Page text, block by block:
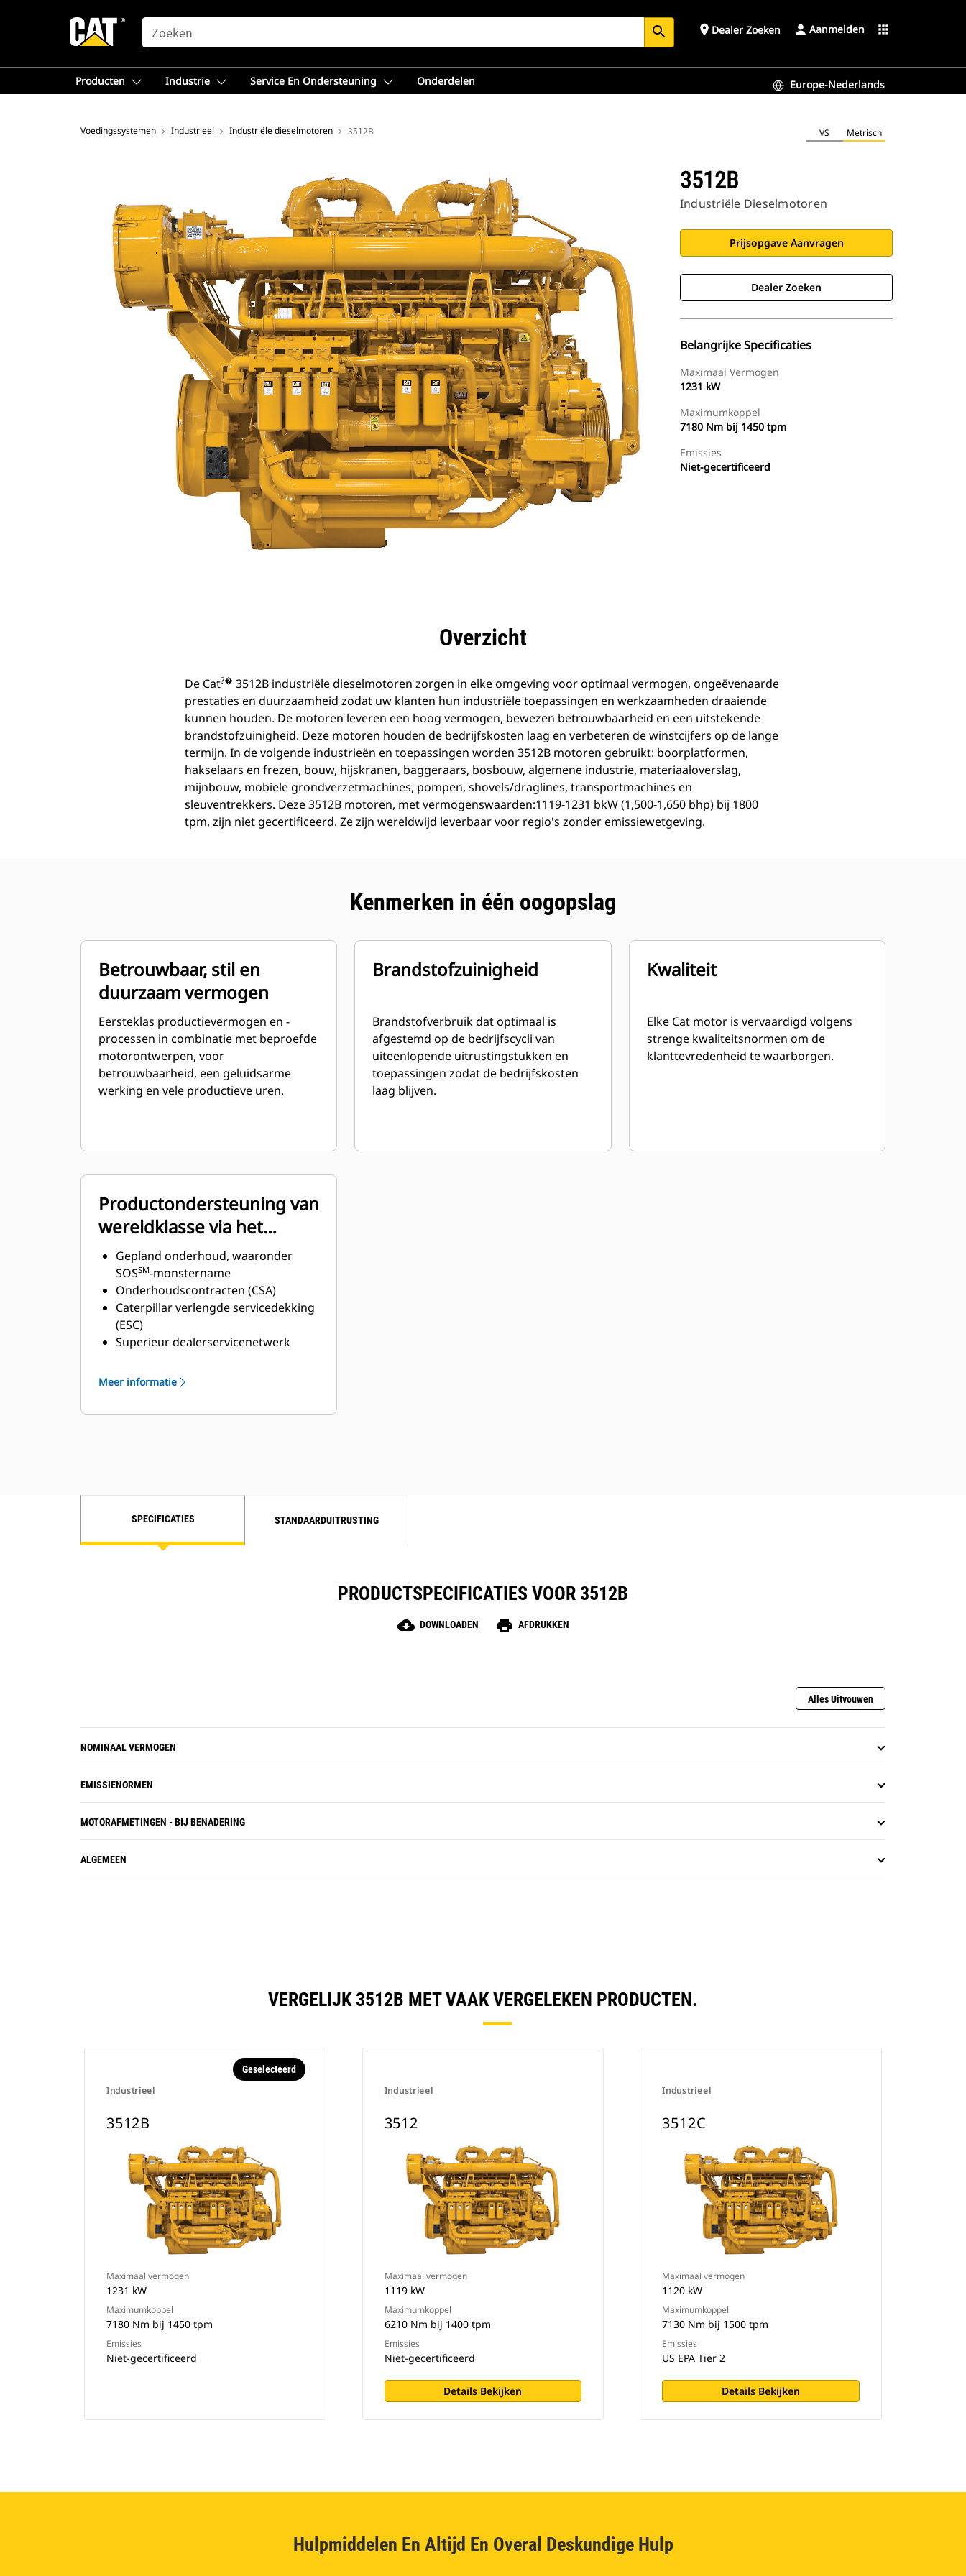
SEARCH search place Dealer Zoeken Aanmelden apps
Producten Industrie Service En Ondersteuning Onderdelen Europe-Nederlands
Voedingssystemen Industrieel Industriële dieselmotoren 3512B VS Metrisch
3512B
Industriële Dieselmotoren
Prijsopgave Aanvragen
Dealer Zoeken
Belangrijke Specificaties
Maximaal Vermogen
1231 kW
Maximumkoppel
7180 Nm bij 1450 tpm
Emissies
Niet-gecertificeerd
Overzicht
De Cat?� 3512B industriële dieselmotoren zorgen in elke omgeving voor optimaal vermogen, ongeëvenaarde
prestaties en duurzaamheid zodat uw klanten hun industriële toepassingen en werkzaamheden draaiende
kunnen houden. De motoren leveren een hoog vermogen, bewezen betrouwbaarheid en een uitstekende
brandstofzuinigheid. Deze motoren houden de bedrijfskosten laag en verbeteren de winstcijfers op de lange
termijn. In de volgende industrieën en toepassingen worden 3512B motoren gebruikt: boorplatformen,
hakselaars en frezen, bouw, hijskranen, baggeraars, bosbouw, algemene industrie, materiaaloverslag,
mijnbouw, mobiele grondverzetmachines, pompen, shovels/draglines, transportmachines en
sleuventrekkers. Deze 3512B motoren, met vermogenswaarden:1119-1231 bkW (1,500-1,650 bhp) bij 1800
tpm, zijn niet gecertificeerd. Ze zijn wereldwijd leverbaar voor regio's zonder emissiewetgeving.
Kenmerken in één oogopslag
Betrouwbaar, stil en
duurzaam vermogen
Eersteklas productievermogen en -
processen in combinatie met beproefde
motorontwerpen, voor
betrouwbaarheid, een geluidsarme
werking en vele productieve uren.
Brandstofzuinigheid
Brandstofverbruik dat optimaal is
afgestemd op de bedrijfscycli van
uiteenlopende uitrustingstukken en
toepassingen zodat de bedrijfskosten
laag blijven.
Kwaliteit
Elke Cat motor is vervaardigd volgens
strenge kwaliteitsnormen om de
klanttevredenheid te waarborgen.
Productondersteuning van
wereldklasse via het
wereldwijde Cat
dealernetwerk
Gepland onderhoud, waaronder
SOSSM-monstername
Onderhoudscontracten (CSA)
Caterpillar verlengde servicedekking
(ESC)
Superieur dealerservicenetwerk
Cat Industrial Service Distributor
Meer informatie
SPECIFICATIES STANDAARDUITRUSTING
PRODUCTSPECIFICATIES VOOR 3512B
cloud_download DOWNLOADEN print AFDRUKKEN
Alles Uitvouwen
NOMINAAL VERMOGEN
EMISSIENORMEN
MOTORAFMETINGEN - BIJ BENADERING
ALGEMEEN
VERGELIJK 3512B MET VAAK VERGELEKEN PRODUCTEN.
Industrieel
Geselecteerd
3512B
Maximaal vermogen
1231 kW
Maximumkoppel
7180 Nm bij 1450 tpm
Emissies
Niet-gecertificeerd
Industrieel
3512
Maximaal vermogen
1119 kW
Maximumkoppel
6210 Nm bij 1400 tpm
Emissies
Niet-gecertificeerd
Details Bekijken
Industrieel
3512C
Maximaal vermogen
1120 kW
Maximumkoppel
7130 Nm bij 1500 tpm
Emissies
US EPA Tier 2
Details Bekijken
Hulpmiddelen En Altijd En Overal Deskundige Hulp